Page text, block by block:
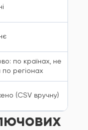
по країнах, не
по регіонах
(CSV вручну)